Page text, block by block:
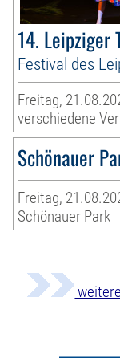
14. Leipziger
Festival des
Freitag,
verschiedene
Schönauer
Freitag,
Schönauer Park